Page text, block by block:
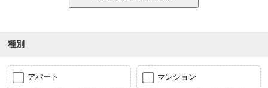
種別
アパート マンション